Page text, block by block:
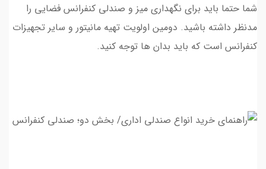
شما حتما بايد براي نگهداري ميز و صندلي كنفرانس فضايي را
مدنظر داشته باشيد. دومين اولويت تهيه مانيتور و ساير تجهيزات
كنفرانس است كه بايد بدان ها توجه كنيد.